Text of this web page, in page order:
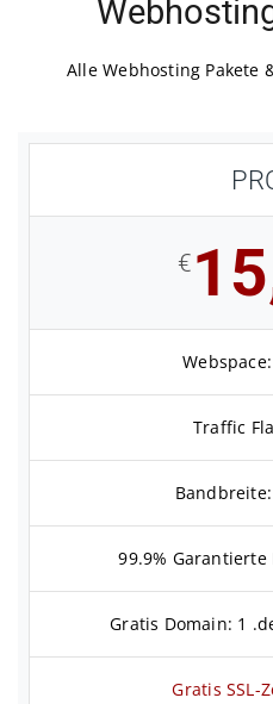
Alle Webhosting Pakete
€
Traffic
99.9%
Gratis Domain: 1
Gratis SSL-